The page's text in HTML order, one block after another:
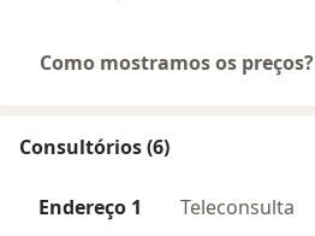
Como mostramos os preços?
Consultórios (6)
Endereço 1 Teleconsulta